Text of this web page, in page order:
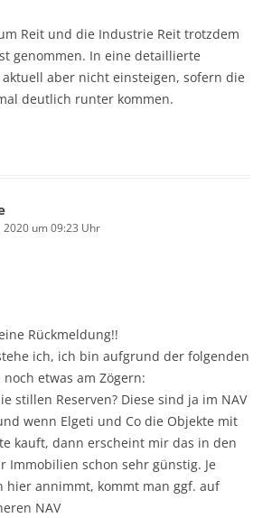
Reit und die Industrie Reit trotzdem
genommen. In eine detaillierte
aber nicht einsteigen, sofern die
deutlich runter kommen.
2020 um 09:23 Uhr
Rückmeldung!!
ich, ich bin aufgrund der folgenden
etwas am Zögern:
stillen Reserven? Diese sind ja im NAV
wenn Elgeti und Co die Objekte mit
kauft, dann erscheint mir das in den
Immobilien schon sehr günstig. Je
hier annimmt, kommt man ggf. auf
NAV